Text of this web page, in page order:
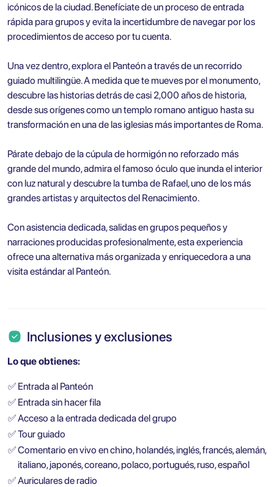
icónicos de la ciudad. Benefíciate de un proceso de entrada
rápida para grupos y evita la incertidumbre de navegar por los
procedimientos de acceso por tu cuenta.
Una vez dentro, explora el Panteón a través de un recorrido
guiado multilingüe. A medida que te mueves por el monumento,
descubre las historias detrás de casi 2,000 años de historia,
desde sus orígenes como un templo romano antiguo hasta su
transformación en una de las iglesias más importantes de Roma.
Párate debajo de la cúpula de hormigón no reforzado más
grande del mundo, admira el famoso óculo que inunda el interior
con luz natural y descubre la tumba de Rafael, uno de los más
grandes artistas y arquitectos del Renacimiento.
Con asistencia dedicada, salidas en grupos pequeños y
narraciones producidas profesionalmente, esta experiencia
ofrece una alternativa más organizada y enriquecedora a una
visita estándar al Panteón.
Inclusiones y exclusiones
Lo que obtienes:
✅ Entrada al Panteón
✅ Entrada sin hacer fila
✅Acceso a la entrada dedicada del grupo
✅Tour guiado
✅Comentario en vivo en chino, holandés, inglés, francés, alemán,
italiano, japonés, coreano, polaco, portugués, ruso, español
✅Auriculares de radio